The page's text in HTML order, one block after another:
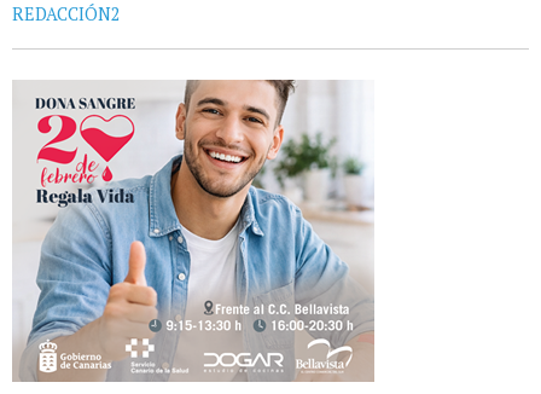
REDACCIÓN2